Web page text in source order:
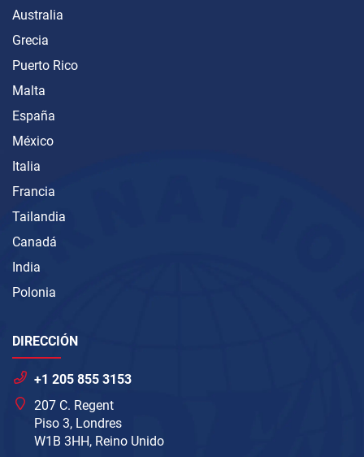
Australia
Grecia
Puerto Rico
Malta
España
México
Italia
Francia
Tailandia
Canadá
India
Polonia
DIRECCIÓN
+1 205 855 3153
207 C. Regent
Piso 3, Londres
W1B 3HH, Reino Unido